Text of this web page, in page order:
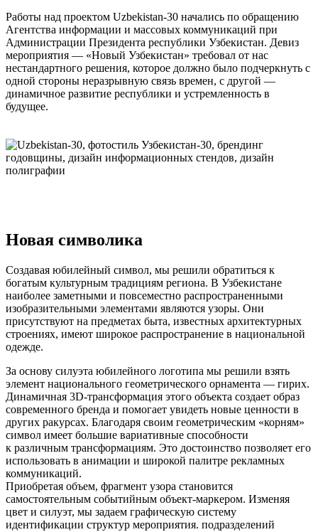
Работы над проектом Uzbekistan-30 начались по обращению
Агентства информации и массовых коммуникаций при
Администрации Президента республики Узбекистан. Девиз
мероприятия — «Новый Узбекистан» требовал от нас
нестандартного решения, которое должно было подчеркнуть с
одной стороны неразрывную связь времен, с другой —
динамичное развитие республики и устремленность в
будущее.
Новая символика
Создавая юбилейный символ, мы решили обратиться к
богатым культурным традициям региона. В Узбекистане
наиболее заметными и повсеместно распространенными
изобразительными элементами являются узоры. Они
присутствуют на предметах быта, известных архитектурных
строениях, имеют широкое распространение в национальной
одежде.
За основу силуэта юбилейного логотипа мы решили взять
элемент национального геометрического орнамента — гирих.
Динамичная 3D-трансформация этого объекта создает образ
современного бренда и помогает увидеть новые ценности в
других ракурсах. Благодаря своим геометрическим «корням»
символ имеет большие вариативные способности
к различным трансформациям. Это достоинство позволяет его
использовать в анимации и широкой палитре рекламных
коммуникаций.
Приобретая объем, фрагмент узора становится
самостоятельным событийным объект-маркером. Изменяя
цвет и силуэт, мы задаем графическую систему
идентификации структур мероприятия. подразделений